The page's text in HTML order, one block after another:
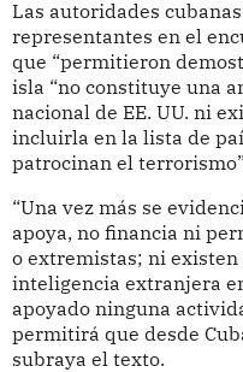
Las autoridades
representantes en el
que “permitieron
isla “no constituye una
nacional de EE. UU. ni
incluirla en la lista de
patrocinan el
“Una vez más se
apoya, no financia ni
o extremistas; ni
inteligencia extranjera
apoyado ninguna
permitirá que desde
subraya el texto.